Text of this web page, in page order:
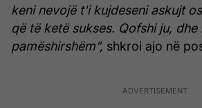
keni nevojë t'i kujdeseni askujt
që të ketë sukses. Qofshi ju, dhe
pamëshirshëm”, shkroi ajo në